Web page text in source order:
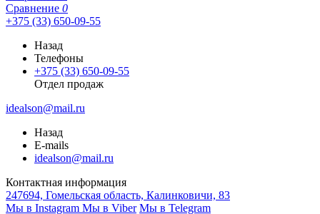
Сравнение 0
+375 (33) 650-09-55
Назад
Телефоны
+375 (33) 650-09-55
Отдел продаж
idealson@mail.ru
Назад
E-mails
idealson@mail.ru
Контактная информация
247694, Гомельская область, Калинковичи, 83
Мы в Instagram Мы в Viber Мы в Telegram